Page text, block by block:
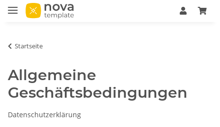
Startseite
Allgemeine
Geschäftsbedingungen
Datenschutzerklärung